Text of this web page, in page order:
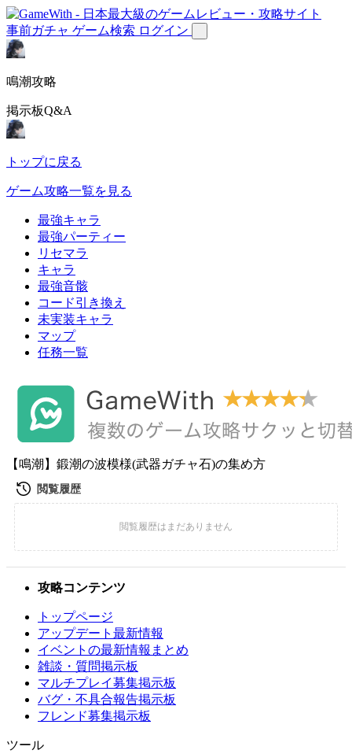
事前ガチャ ゲーム検索 ログイン
鳴潮攻略
掲示板Q&A
トップに戻る
ゲーム攻略一覧を見る
最強キャラ
最強パーティー
リセマラ
キャラ
最強音骸
コード引き換え
未実装キャラ
マップ
任務一覧
【鳴潮】鍛潮の波模様(武器ガチャ石)の集め方
攻略コンテンツ
トップページ
アップデート最新情報
イベントの最新情報まとめ
雑談・質問掲示板
マルチプレイ募集掲示板
バグ・不具合報告掲示板
フレンド募集掲示板
ツール